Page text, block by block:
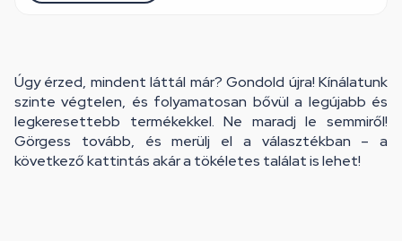
Úgy érzed, mindent láttál már? Gondold újra! Kínálatunk
szinte végtelen, és folyamatosan bővül a legújabb és
legkeresettebb termékekkel. Ne maradj le semmiről!
Görgess tovább, és merülj el a választékban – a
következő kattintás akár a tökéletes találat is lehet!